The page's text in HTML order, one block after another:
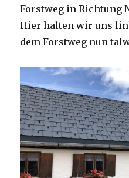
Forstweg in Richtung
Hier halten wir uns
dem Forstweg nun